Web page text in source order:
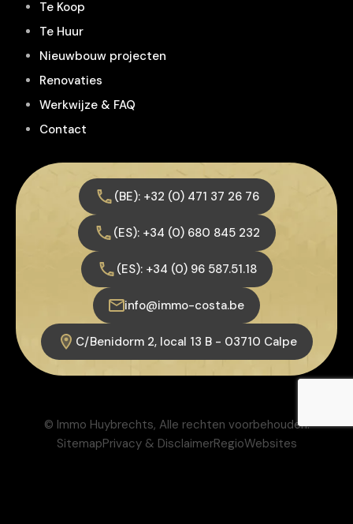
Te Koop
Te Huur
Nieuwbouw projecten
Renovaties
Werkwijze & FAQ
Contact
(BE): +32 (0) 471 37 26 76
(ES): +34 (0) 680 845 232
(ES): +34 (0) 96 587.51.18
info@immo-costa.be
C/Benidorm 2, local 13 B - 03710 Calpe
© Immo Huybrechts, Alle rechten voorbehouden.
SitemapPrivacy & DisclaimerRegioWebsites